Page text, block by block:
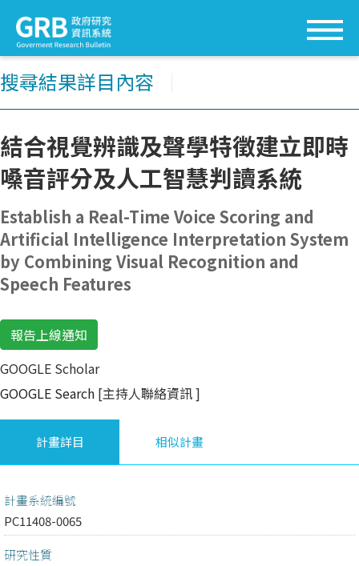
搜尋結果詳目內容
結合視覺辨識及聲學特徵建立即時
嗓音評分及人工智慧判讀系統
Establish a Real-Time Voice Scoring and
Artificial Intelligence Interpretation System
by Combining Visual Recognition and
Speech Features
報告上線通知
GOOGLE Scholar
GOOGLE Search [主持人聯絡資訊]
計畫詳目 相似計畫
計畫系統編號
PC11408-0065
研究性質